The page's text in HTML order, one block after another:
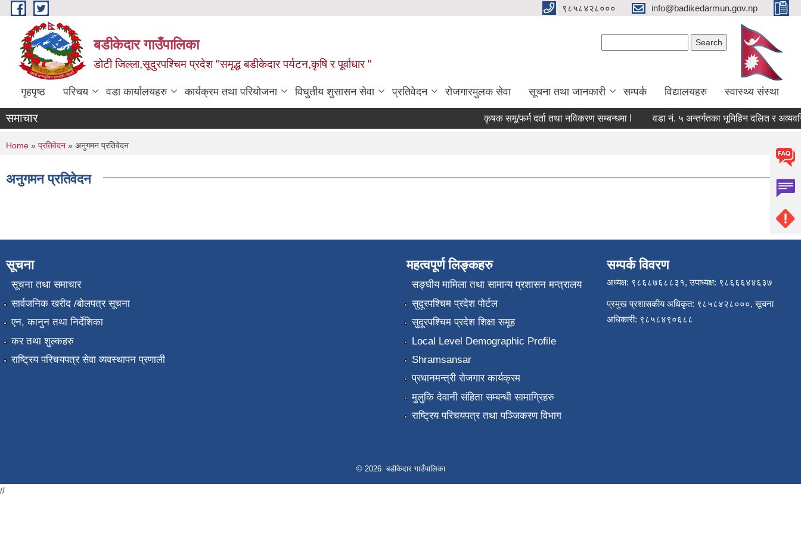
Skip to main content ९८५८४२८००० info@badikedarmun.gov.np
बडीकेदार गाउँपालिका
डोटी जिल्ला,सूदुरपश्चिम प्रदेश "समृद्ध बडीकेदार पर्यटन,कृषि र पूर्वाधार "
गृहपृष्ठ परिचय वडा कार्यालयहरु कार्यक्रम तथा परियोजना विधुतीय शुसासन सेवा प्रतिवेदन रोजगारमुलक सेवा सूचना तथा जानकारी सम्पर्क विद्यालयहरु स्वास्थ्य संस्था
समाचार कृषक समू/फर्म दर्ता तथा नविकरण सम्बन्धमा ! वडा नं. ५ अन्तर्गतका भूमिहिन दलित र
You are here
Home » प्रतिवेदन » अनुगमन प्रतिवेदन
अनुगमन प्रतिवेदन
सूचना
सूचना तथा समाचार
सार्वजनिक खरीद /बोलपत्र सूचना
एन, कानुन तथा निर्देशिका
कर तथा शुल्कहरु
राष्ट्रिय परिचयपत्र सेवा व्यवस्थापन प्रणाली
महत्वपूर्ण लिङ्कहरु
सङ्‍घीय मामिला तथा सामान्य प्रशासन मन्त्रालय
सुदूरपश्चिम प्रदेश पोर्टल
सुदूरपश्चिम प्रदेश शिक्षा समूह
Local Level Demographic Profile
Shramsansar
प्रधानमन्त्री रोजगार कार्यक्रम
मुलुकि देवानी संहिता सम्बन्धी सामाग्रिहरु
राष्ट्रिय परिचयपत्र तथा पञ्जिकरण विभाग
सम्पर्क विवरण
अध्यक्ष: ९८६८७६८८३१, उपाध्यक्ष: ९८६६६४४६३७
प्रमुख प्रशासकीय अधिकृत: ९८५८४२८०००, सूचना
अधिकारी: ९८५८४९०६८८
© 2026 बडीकेदार गाउँपालिका
//